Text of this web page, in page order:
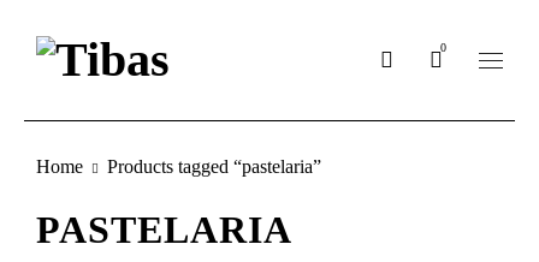
0
Home Products tagged “pastelaria”
PASTELARIA